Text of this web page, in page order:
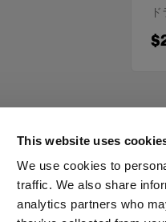
This website uses
We use cookies to
traffic. We also share
analytics partners who
サポート 採用情報 プ